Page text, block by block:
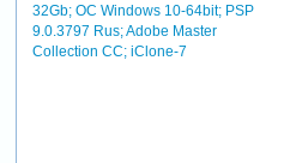
32Gb; ОС Windows 10-64bit; PSP
9.0.3797 Rus; Adobe Master
Collection СС; iClone-7